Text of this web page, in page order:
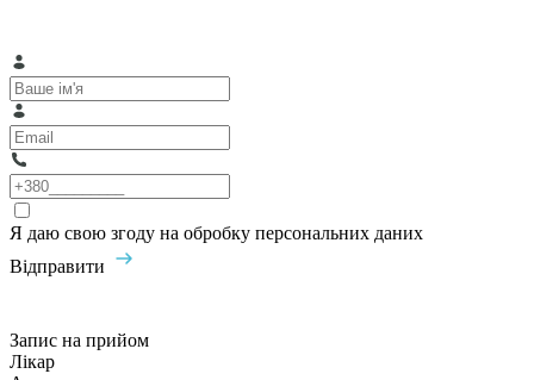
Я даю свою згоду на обробку персональних даних
Відправити
Запис на прийом
Лікар